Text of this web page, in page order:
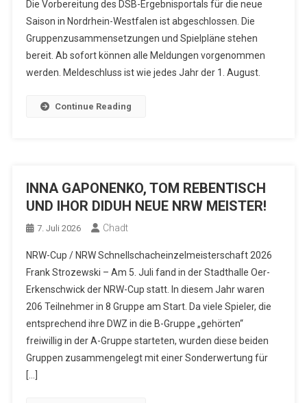
Die Vorbereitung des DSB-Ergebnisportals für die neue
Saison in Nordrhein-Westfalen ist abgeschlossen. Die
Gruppenzusammensetzungen und Spielpläne stehen
bereit. Ab sofort können alle Meldungen vorgenommen
werden. Meldeschluss ist wie jedes Jahr der 1. August.
Continue Reading
INNA GAPONENKO, TOM REBENTISCH
UND IHOR DIDUH NEUE NRW MEISTER!
7. Juli 2026 Chadt
NRW-Cup / NRW Schnellschacheinzelmeisterschaft 2026
Frank Strozewski – Am 5. Juli fand in der Stadthalle Oer-
Erkenschwick der NRW-Cup statt. In diesem Jahr waren
206 Teilnehmer in 8 Gruppe am Start. Da viele Spieler, die
entsprechend ihre DWZ in die B-Gruppe „gehörten“
freiwillig in der A-Gruppe starteten, wurden diese beiden
Gruppen zusammengelegt mit einer Sonderwertung für
[…]